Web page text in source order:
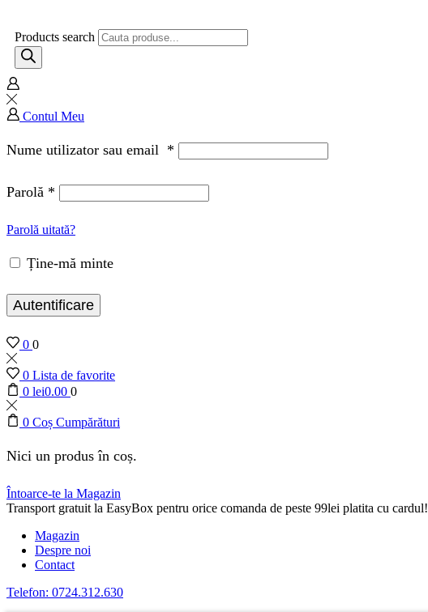
Products search
Contul Meu
Nume utilizator sau email *
Parolă *
Parolă uitată?
Ține-mă minte
Autentificare
0 0
0 Lista de favorite
0 lei0.00 0
0 Coș Cumpărături
Nici un produs în coș.
Întoarce-te la Magazin
Transport gratuit la EasyBox pentru orice comanda de peste 99lei platita cu cardul!
Magazin
Despre noi
Contact
Telefon: 0724.312.630